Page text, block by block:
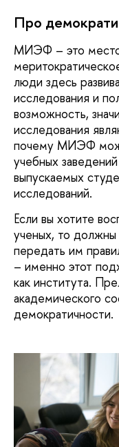
Про
МИЭФ – это место
люди здесь
исследования и
возможность,
исследования
почему МИЭФ
учебных
выпускаемых
исследований.
Если вы хотите
ученых, то должны
передать им
– именно этот
как института.
академического
демократичности.